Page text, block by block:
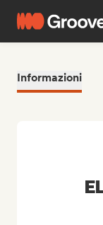
Informazioni